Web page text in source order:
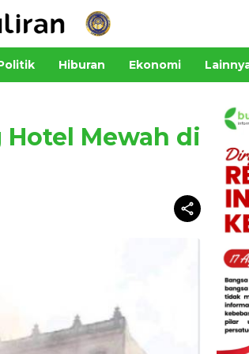
Hiburan Ekonomi
Hotel Mewah di